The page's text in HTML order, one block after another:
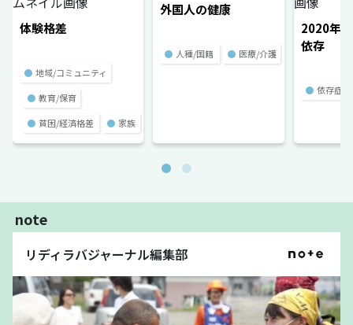
体験格差
● 地域/コミュニティ
● 教育/保育
● 貧困/経済格差 ● 家族
外国人の健康
● 人種/国籍 ● 医療/介護
2020年
依存
● 依存症
note
リディラバジャーナル編集部